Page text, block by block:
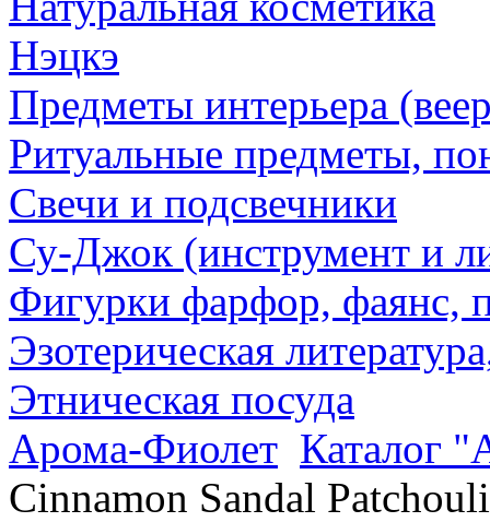
Нэцкэ
Предметы интерьера
Ритуальные предметы,
Свечи и подсвечники
Су-Джок (инструмент и
Фигурки фарфор, фаянс,
Эзотерическая
Этническая посуда
Арома-Фиолет Каталог
Cinnamon Sandal Patchouli